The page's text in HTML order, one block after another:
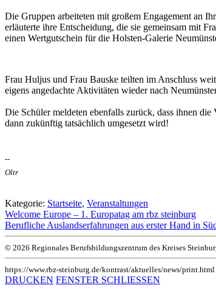
Die Gruppen arbeiteten mit großem Engagement an
erläuterte ihre Entscheidung, die sie gemeinsam mit
einen Wertgutschein für die Holsten-Galerie
Frau Huljus und Frau Bauske teilten im Anschluss
eigens angedachte Aktivitäten wieder nach
Die Schüler meldeten ebenfalls zurück, dass ihnen
dann zukünftig tatsächlich umgesetzt wird!
--
Oltr
Kategorie: Startseite, Veranstaltungen
Welcome Europe – 1. Europatag am rbz steinburg
Berufliche Auslandserfahrungen aus erster Hand in
© 2026 Regionales Berufsbildungszentrum des Kreises
https://www.rbz-steinburg.de/kontrast/aktuelles/news/print.html
DRUCKEN FENSTER SCHLIESSEN